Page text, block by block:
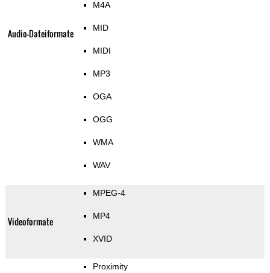
Audio-Dateiformate
M4A
MID
MIDI
MP3
OGA
OGG
WMA
WAV
Videoformate
MPEG-4
MP4
XVID
Proximity